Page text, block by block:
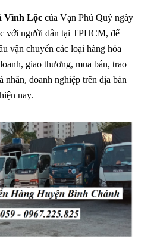
Vĩnh Lộc của Vạn Phú Quý ngày
với người dân tại TPHCM, để
vận chuyển các loại hàng hóa
giao thương, mua bán, trao
nhân, doanh nghiệp trên địa bàn
nay.